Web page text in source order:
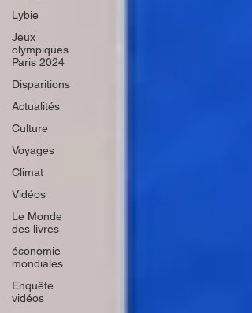
Lybie
Jeux
olympiques
Paris 2024
Disparitions
Actualités
Culture
Voyages
Climat
Vidéos
Le Monde
des livres
économie
mondiales
Enquête
vidéos